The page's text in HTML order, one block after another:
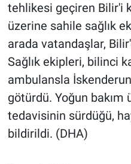
tehlikesi geçiren Bilir'i
üzerine sahile sağlık
arada vatandaşlar,
Sağlık ekipleri, bilinci
ambulansla
götürdü. Yoğun bakım
tedavisinin sürdüğü,
bildirildi. (DHA)